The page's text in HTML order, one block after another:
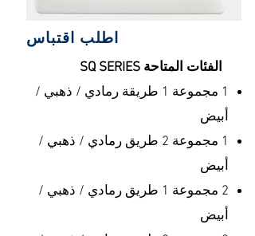
اطلب اقتباس
الفئات المتاحة​ SQ SERIES
1 مجموعة 1 طريقة رمادي / ذهبي /
أبيض
1 مجموعة 2 طريق رمادي / ذهبي /
أبيض
2 مجموعة 1 طريق رمادي / ذهبي /
أبيض